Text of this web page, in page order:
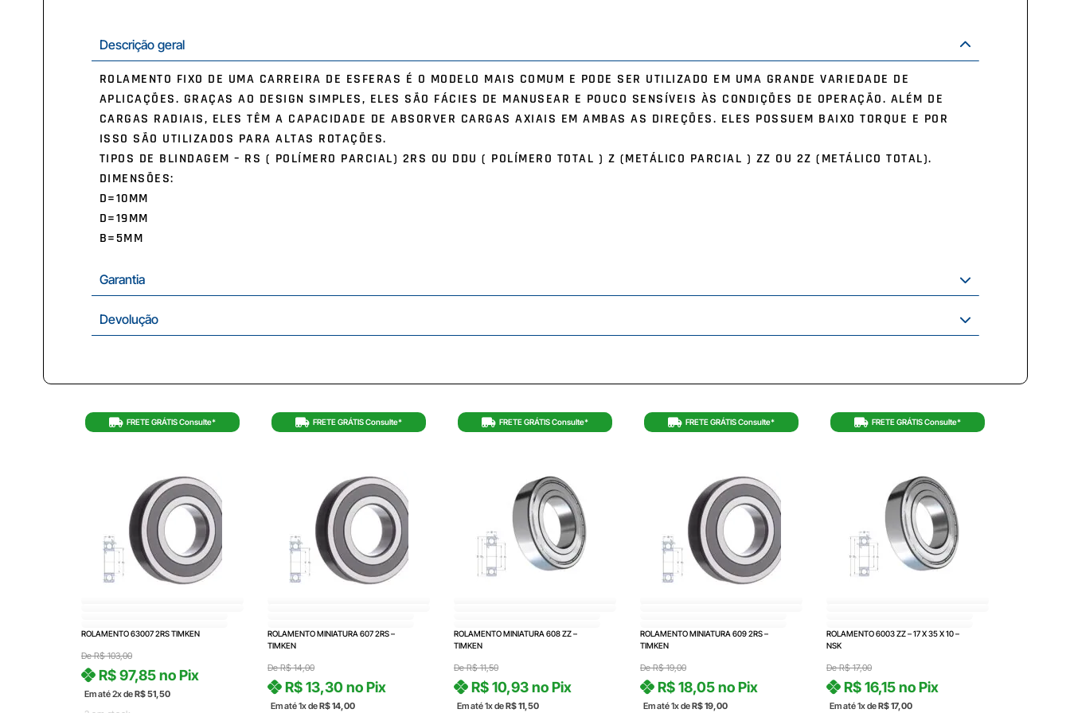
Descrição geral
ROLAMENTO FIXO DE UMA CARREIRA DE ESFERAS É O MODELO MAIS COMUM E PODE SER UTILIZADO EM UMA GRANDE VARIEDADE DE
APLICAÇÕES. GRAÇAS AO DESIGN SIMPLES, ELES SÃO FÁCIES DE MANUSEAR E POUCO SENSÍVEIS ÀS CONDIÇÕES DE OPERAÇÃO. ALÉM DE
CARGAS RADIAIS, ELES TÊM A CAPACIDADE DE ABSORVER CARGAS AXIAIS EM AMBAS AS DIREÇÕES. ELES POSSUEM BAIXO TORQUE E POR
ISSO SÃO UTILIZADOS PARA ALTAS ROTAÇÕES.
TIPOS DE BLINDAGEM – RS ( POLÍMERO PARCIAL) 2RS OU DDU ( POLÍMERO TOTAL ) Z (METÁLICO PARCIAL ) ZZ OU 2Z (METÁLICO TOTAL).
DIMENSÕES:
D=10MM
D=19MM
B=5MM
Garantia
Devolução
FRETE GRÁTIS Consulte*
ROLAMENTO 63007 2RS TIMKEN
DeR$103,00
Em até 2x deR$51,50
R$97,85 no Pix
FRETE GRÁTIS Consulte*
ROLAMENTO MINIATURA 607 2RS –
TIMKEN
DeR$14,00
Em até 1x deR$14,00
R$13,30 no Pix
FRETE GRÁTIS Consulte*
ROLAMENTO MINIATURA 608 ZZ –
TIMKEN
DeR$11,50
Em até 1x deR$11,50
R$10,93 no Pix
FRETE GRÁTIS Consulte*
ROLAMENTO MINIATURA 609 2RS –
TIMKEN
DeR$19,00
Em até 1x deR$19,00
R$18,05 no Pix
FRETE GRÁTIS Consulte*
ROLAMENTO 6003 ZZ – 17 X 35 X 10 –
NSK
DeR$17,00
Em até 1x deR$17,00
R$16,15 no Pix